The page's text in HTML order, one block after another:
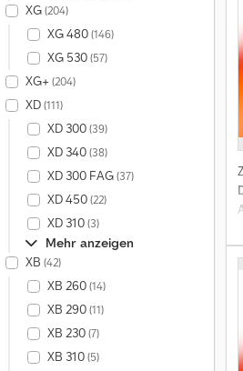
XG(204)
XG 480(146)
XG 530(57)
XG+(204)
XD(111)
XD 300(39)
XD 340(38)
XD 300 FAG(37)
XD 450(22)
XD 310(3)
Mehr anzeigen
XB (42)
XB 260(14)
XB 290(11)
XB 230(7)
XB 310(5)